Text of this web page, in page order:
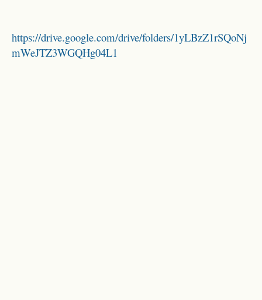
https://drive.google.com/drive/folders/1yLBzZ1rSQoNj
mWeJTZ3WGQHg04L1